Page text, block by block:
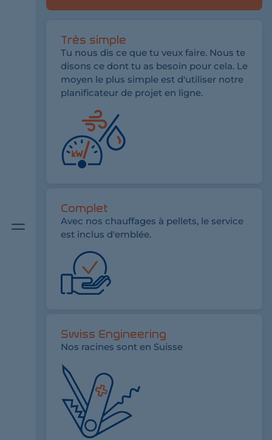
de
Très simple
Tu nous dis ce que tu veux faire. Nous te
disons ce dont tu as besoin pour cela. Le
moyen le plus simple est d'utiliser notre
planificateur de projet en ligne.
Complet
Avec nos chauffages à pellets, le service
est inclus d'emblée.
Swiss Engineering
Nos racines sont en Suisse